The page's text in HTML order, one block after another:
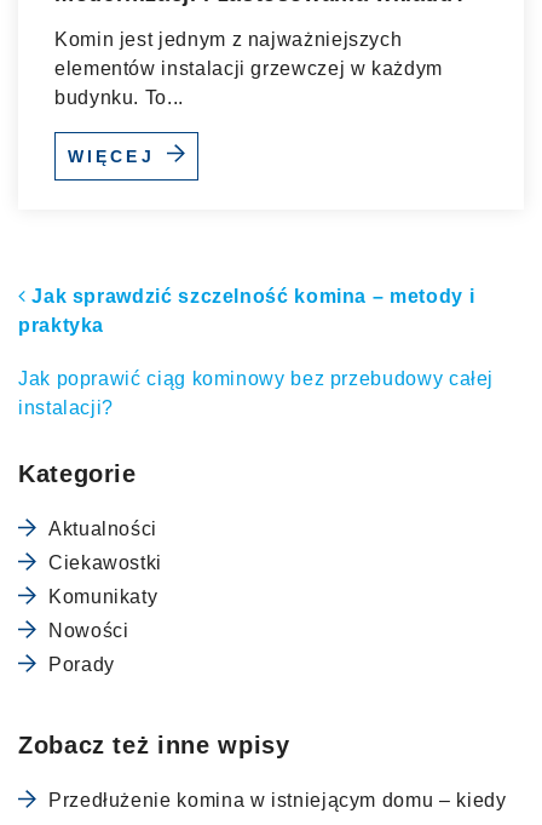
Komin jest jednym z najważniejszych
elementów instalacji grzewczej w każdym
budynku. To...
WIĘCEJ
Nawigacja po artykułach
Jak sprawdzić szczelność komina – metody i
praktyka
Jak poprawić ciąg kominowy bez przebudowy całej
instalacji?
Kategorie
Aktualności
Ciekawostki
Komunikaty
Nowości
Porady
Zobacz też inne wpisy
Przedłużenie komina w istniejącym domu – kiedy